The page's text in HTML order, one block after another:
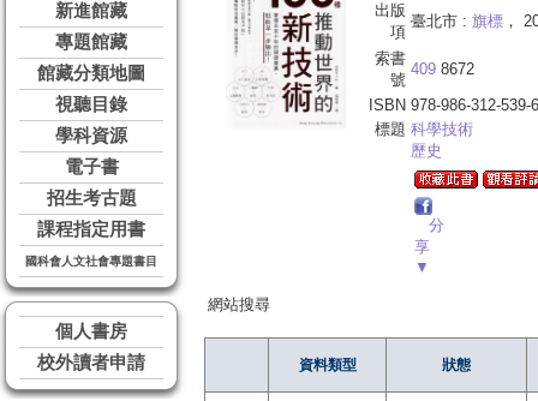
新進館藏
專題館藏
館藏分類地圖
視聽目錄
學科資源
電子書
招生考古題
課程指定用書
國科會人文社會專題書目
個人書房
校外讀者申請
出版
項
臺北市 : 旗標 ，
索書
號
409 8672
ISBN 978-986-312-539-6
標題 科學技術
歷史
分
享
▼
網站搜尋
資料類型 狀態